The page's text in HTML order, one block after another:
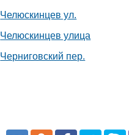
Челюскинцев ул.
Челюскинцев улица
Черниговский пер.
+375